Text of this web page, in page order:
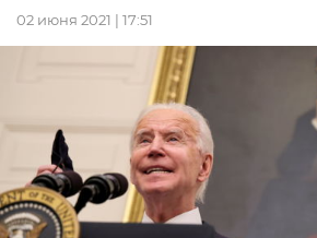
02 июня 2021 | 17:51